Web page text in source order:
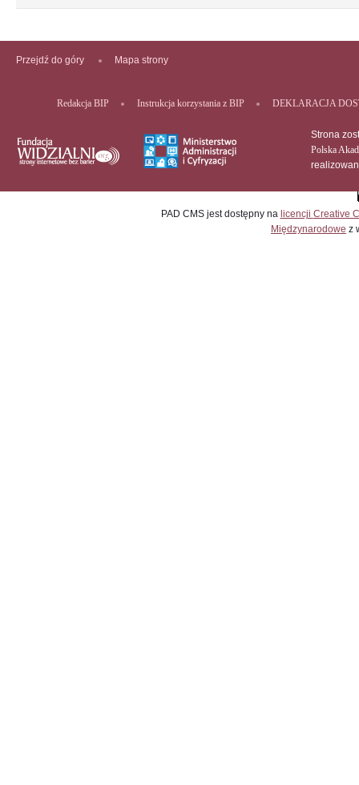
Przejdź do góry Mapa strony
Redakcja BIP Instrukcja korzystania z BIP DEKLARACJA
Strona
Polska
PAD CMS jest dostępny na licencji Creative
Międzynarodowe z